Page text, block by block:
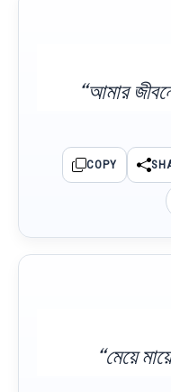
“আমার
COPY
“মেয়ে